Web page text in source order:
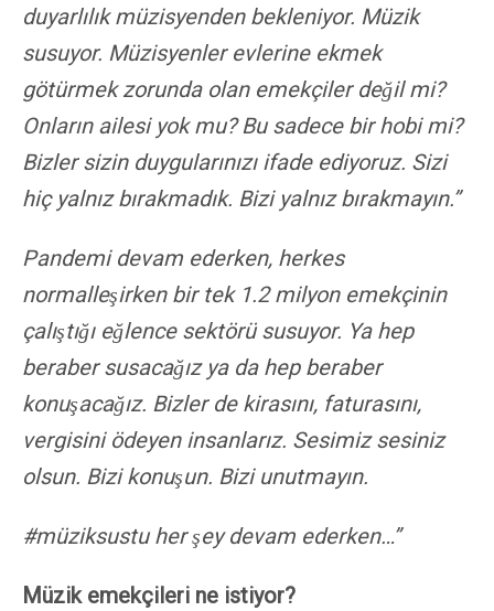
duyarlılık müzisyenden bekleniyor. Müzik
susuyor. Müzisyenler evlerine ekmek
götürmek zorunda olan emekçiler değil mi?
Onların ailesi yok mu? Bu sadece bir hobi mi?
Bizler sizin duygularınızı ifade ediyoruz. Sizi
hiç yalnız bırakmadık. Bizi yalnız bırakmayın.”
Pandemi devam ederken, herkes
normalleşirken bir tek 1.2 milyon emekçinin
çalıştığı eğlence sektörü susuyor. Ya hep
beraber susacağız ya da hep beraber
konuşacağız. Bizler de kirasını, faturasını,
vergisini ödeyen insanlarız. Sesimiz sesiniz
olsun. Bizi konuşun. Bizi unutmayın.
#müziksustu her şey devam ederken…”
Müzik emekçileri ne istiyor?